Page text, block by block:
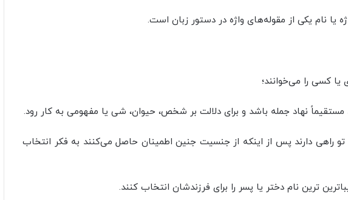
یا نام یکی از مقوله‌های واژه در دستور زبان است.
کسی را می‌خوانند؛
نهاد جمله باشد و برای دلالت بر شخص، حیوان، شی یا مفهومی به کار رود.
تو راهی دارند پس از اینکه از جنسیت جنین اطمینان حاصل می‌کنند به فکر انتخاب
ترین نام دختر یا پسر را برای فرزندشان انتخاب کنند.